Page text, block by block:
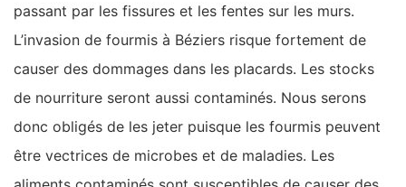
passant par les fissures et les fentes sur les murs.
L’invasion de fourmis à Béziers risque fortement de
causer des dommages dans les placards. Les stocks
de nourriture seront aussi contaminés. Nous serons
donc obligés de les jeter puisque les fourmis peuvent
être vectrices de microbes et de maladies. Les